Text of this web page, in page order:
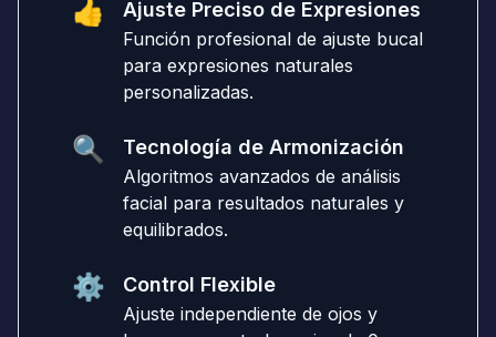
👍 Ajuste Preciso de Expresiones
Función profesional de ajuste bucal
para expresiones naturales
personalizadas.
🔍 Tecnología de Armonización
Algoritmos avanzados de análisis
facial para resultados naturales y
equilibrados.
⚙️ Control Flexible
Ajuste independiente de ojos y